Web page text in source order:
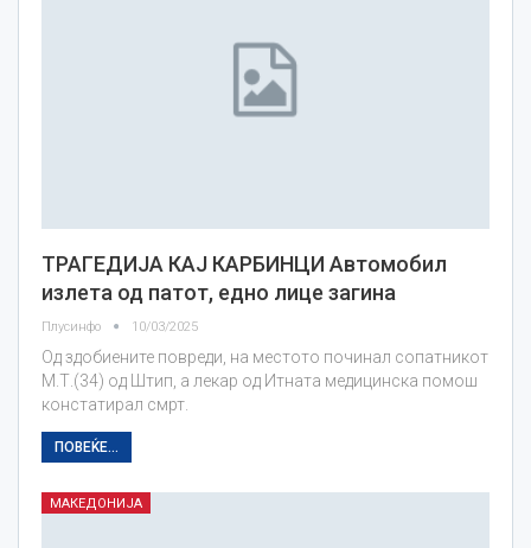
ТРАГЕДИЈА КАЈ КАРБИНЦИ Автомобил
излета од патот, едно лице загина
Плусинфо 10/03/2025
Од здобиените повреди, на местото починал сопатникот
М.Т.(34) од Штип, а лекар од Итната медицинска помош
констатирал смрт.
ПОВЕЌЕ...
МАКЕДОНИЈА